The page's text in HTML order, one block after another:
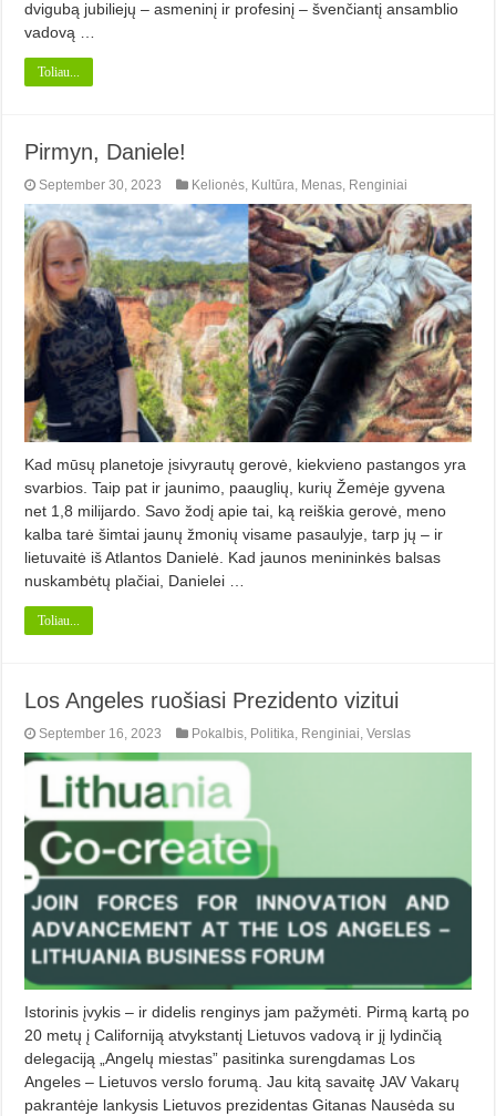
dvigubą jubiliejų – asmeninį ir profesinį – švenčiantį ansamblio
vadovą …
Toliau...
Pirmyn, Daniele!
September 30, 2023 Kelionės, Kultūra, Menas, Renginiai
Kad mūsų planetoje įsivyrautų gerovė, kiekvieno pastangos yra
svarbios. Taip pat ir jaunimo, paauglių, kurių Žemėje gyvena
net 1,8 milijardo. Savo žodį apie tai, ką reiškia gerovė, meno
kalba tarė šimtai jaunų žmonių visame pasaulyje, tarp jų – ir
lietuvaitė iš Atlantos Danielė. Kad jaunos menininkės balsas
nuskambėtų plačiai, Danielei …
Toliau...
Los Angeles ruošiasi Prezidento vizitui
September 16, 2023 Pokalbis Politika Renginiai ,Verslas
Istorinis įvykis – ir didelis renginys jam pažymėti. Pirmą kartą po
20 metų į Californiją atvykstantį Lietuvos vadovą ir jį lydinčią
delegaciją „Angelų miestas” pasitinka surengdamas Los
Angeles – Lietuvos verslo forumą. Jau kitą savaitę JAV Vakarų
pakrantėje lankysis Lietuvos prezidentas Gitanas Nausėda su